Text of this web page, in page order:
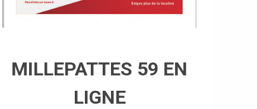
MILLEPATTES 59 EN
LIGNE